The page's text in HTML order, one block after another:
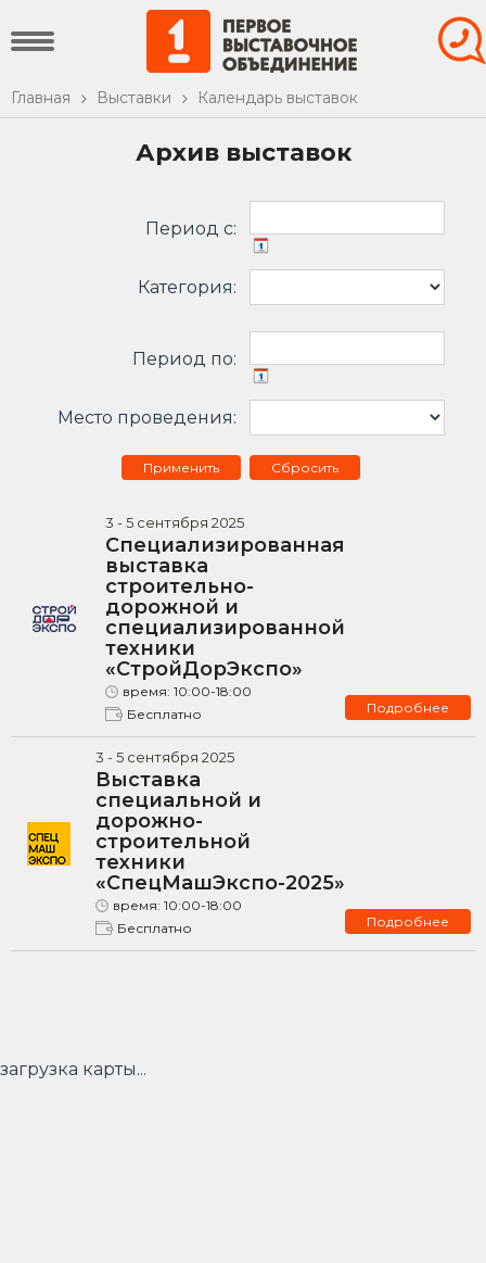
Главная Выставки Календарь выставок
Архив выставок
Период c:
Категория:
Период по:
Место проведения:
Сбросить
3 -5 сентября 2025
Специализированная
выставка
строительно-
дорожной и
специализированной
техники
«СтройДорЭкспо»
время: 10:00-18:00
Бесплатно
Подробнее
3 -5 сентября 2025
Выставка
специальной и
дорожно-
строительной
техники
«СпецМашЭкспо-2025»
время: 10:00-18:00
Бесплатно
Подробнее
загрузка карты...